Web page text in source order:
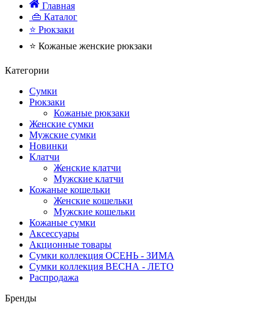
Главная
👜 Каталог
⭐ Рюкзаки
⭐ Кожаные женские рюкзаки
Категории
Сумки
Рюкзаки
Кожаные рюкзаки
Женские сумки
Мужские сумки
Новинки
Клатчи
Женские клатчи
Мужские клатчи
Кожаные кошельки
Женские кошельки
Мужские кошельки
Кожаные сумки
Аксессуары
Акционные товары
Сумки коллекция ОСЕНЬ - ЗИМА
Сумки коллекция ВЕСНА - ЛЕТО
Распродажа
Бренды